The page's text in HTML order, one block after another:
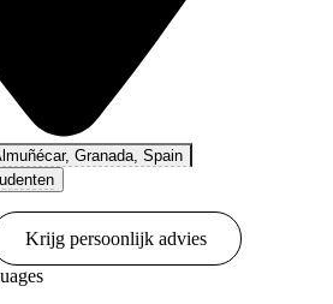
Granada, Spain
Krijg persoonlijk advies